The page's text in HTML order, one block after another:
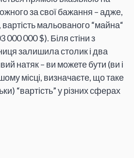
за свої бажання – адже,
вартість мальованого“майна“
000 000$). Біля стіни з
залишила столик і два
натяк – ви можете бути (ви і
місці, визначаєте, що таке
“вартість” у різних сферах